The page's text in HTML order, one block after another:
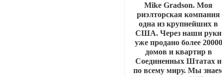
Mike Gradson. Моя
риэлторская компания
одна из крупнейших в
США. Через наши руки
уже продано более 20000
домов и квартир в
Соединенных Штатах и
по всему миру. Мы